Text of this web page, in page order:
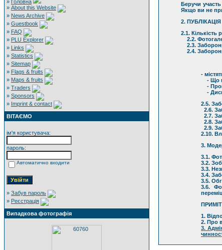
» Головна
» About this Website
» News Archive
» Guestbook
» FAQ
» PLU Explorer
» Links
» Statistics
» Sitemap
» Flags & fruits
» Maps & fruits
» Traders
» Sponsors
» Imprint & contact
ВІТАЄМО
ім'я користувача:
пароль:
Автоматично входити
» Забув пароль
» Реєстрація
Випадкова фотографія
Беручи
Якщо ви не
2.
2.1.
2.2.
2.3.
2.4.
-
- Що
-
-
2.5.
2.6.
2.7.
2.8.
2.9.
2.10.
3.
3.1.
3.2.
3.3.
3.4.
3.5.
3.6.
1.
2. Про
3.